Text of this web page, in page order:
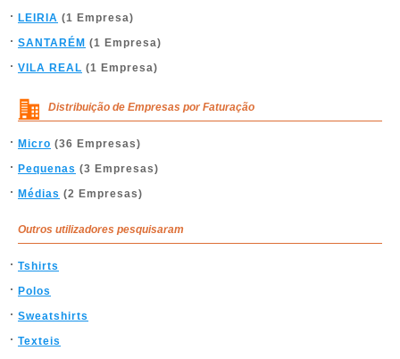
LEIRIA (1 Empresa)
SANTARÉM (1 Empresa)
VILA REAL (1 Empresa)
Distribuição de Empresas por Faturação
Micro (36 Empresas)
Pequenas (3 Empresas)
Médias (2 Empresas)
Outros utilizadores pesquisaram
Tshirts
Polos
Sweatshirts
Texteis